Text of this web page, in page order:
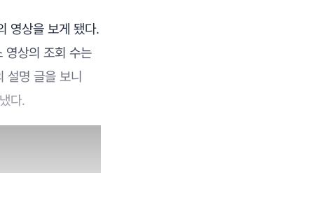
영상을 보게 됐다.
영상의 조회 수는
명 글을 보니
다.